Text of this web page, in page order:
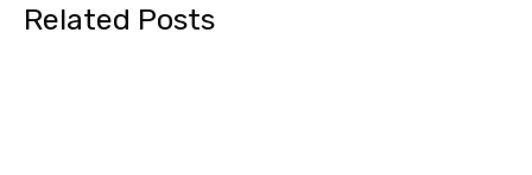
Related Posts